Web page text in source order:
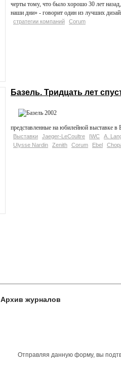
черты тому, что было хорошо 30 лет
наши дни» - говорит один из лучших
стратегии компаний
Corum
Базель. Тридцать лет
представленные на юбилейной выставке в
Выставки
Jaeger-LeCoultre IWC A.
Ulysse Nardin
Zenith Corum Ebel
Архив журналов
Отправляя данную форму, вы